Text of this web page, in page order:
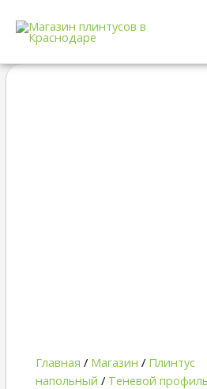
Главная / Магазин / Плинтус
напольный / Теневой
Quantity
Диапазон